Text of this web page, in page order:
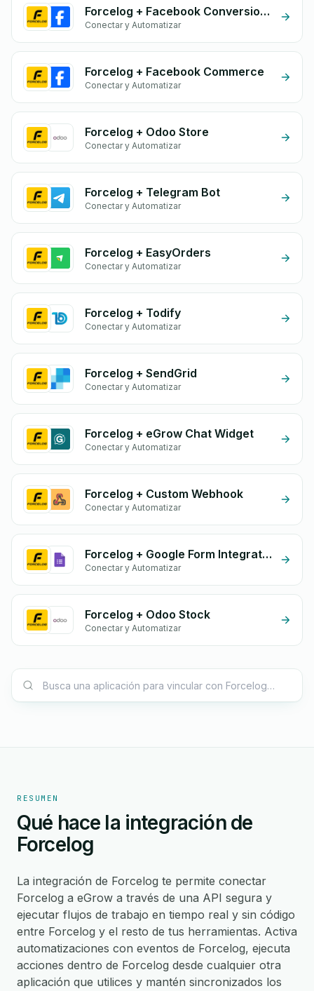
Forcelog + Facebook Conversion API (CAPI)
Conectar y Automatizar
Forcelog + Facebook Commerce
Conectar y Automatizar
Forcelog + Odoo Store
Conectar y Automatizar
Forcelog + Telegram Bot
Conectar y Automatizar
Forcelog + EasyOrders
Conectar y Automatizar
Forcelog + Todify
Conectar y Automatizar
Forcelog + SendGrid
Conectar y Automatizar
Forcelog + eGrow Chat Widget
Conectar y Automatizar
Forcelog + Custom Webhook
Conectar y Automatizar
Forcelog + Google Form Integration
Conectar y Automatizar
Forcelog + Odoo Stock
Conectar y Automatizar
RESUMEN
Qué hace la integración de
Forcelog
La integración de Forcelog te permite conectar
Forcelog a eGrow a través de una API segura y
ejecutar flujos de trabajo en tiempo real y sin código
entre Forcelog y el resto de tus herramientas. Activa
automatizaciones con eventos de Forcelog, ejecuta
acciones dentro de Forcelog desde cualquier otra
aplicación que utilices y mantén sincronizados los